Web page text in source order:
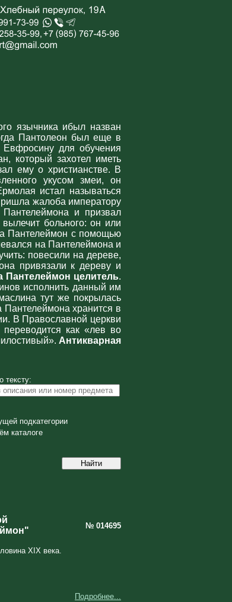
язычника ибыл назван
Пантолеон был еще в
для обучения
который захотел иметь
ему о христианстве. В
укусом змеи, он
истал называться
жалоба императору
и призвал
вылечит больного: он или
Пантелеймон с помощью
на Пантелеймона и
повесили на дереве,
привязали к дереву и
Пантелеймон целитель.
исполнить данный им
тут же покрылась
Пантелеймона хранится в
В Православной церкви
как «лев во
Антикварная
тексту:
подкатегории
каталоге
№ 014695
XIX века.
Подробнее...